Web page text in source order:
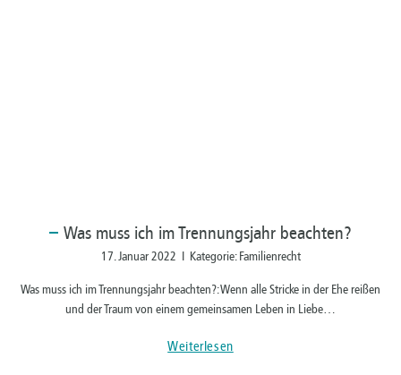
Was muss ich im Trennungsjahr beachten?
17. Januar 2022 I Kategorie: Familienrecht
Was muss ich im Trennungsjahr beachten?: Wenn alle Stricke in der Ehe reißen
und der Traum von einem gemeinsamen Leben in Liebe…
Weiterlesen